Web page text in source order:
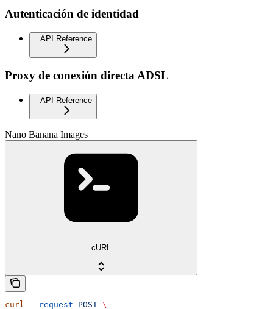
Autenticación de identidad
API Reference
Proxy de conexión directa ADSL
API Reference
Nano Banana Images
cURL
curl --request POST \